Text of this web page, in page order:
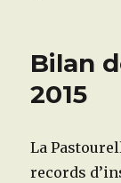
Bilan
2015
La
records